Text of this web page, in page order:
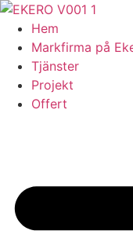
Skip
content
Hem
Markfirma på
Tjänster
Projekt
Offert